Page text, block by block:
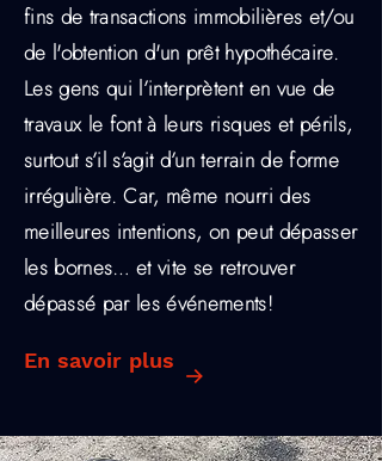
fins de transactions immobilières et/ou
de l'obtention d'un prêt hypothécaire.
Les gens qui l’interprètent en vue de
travaux le font à leurs risques et périls,
surtout s’il s’agit d’un terrain de forme
irrégulière. Car, même nourri des
meilleures intentions, on peut dépasser
les bornes… et vite se retrouver
dépassé par les événements!
En savoir plus